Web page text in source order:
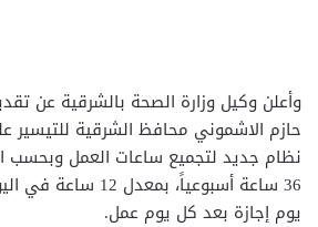
وأعلن وكيل وزارة الصحة بالشرقية عن
حازم الاشموني محافظ الشرقية للتيسير
نظام جديد لتجميع ساعات العمل وبحسب
36 ساعة أسبوعياً،
يوم إجازة بعد كل يوم عمل.